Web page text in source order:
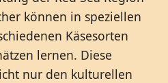
können in speziellen
Käsesorten
lernen. Diese
nur den kulturellen